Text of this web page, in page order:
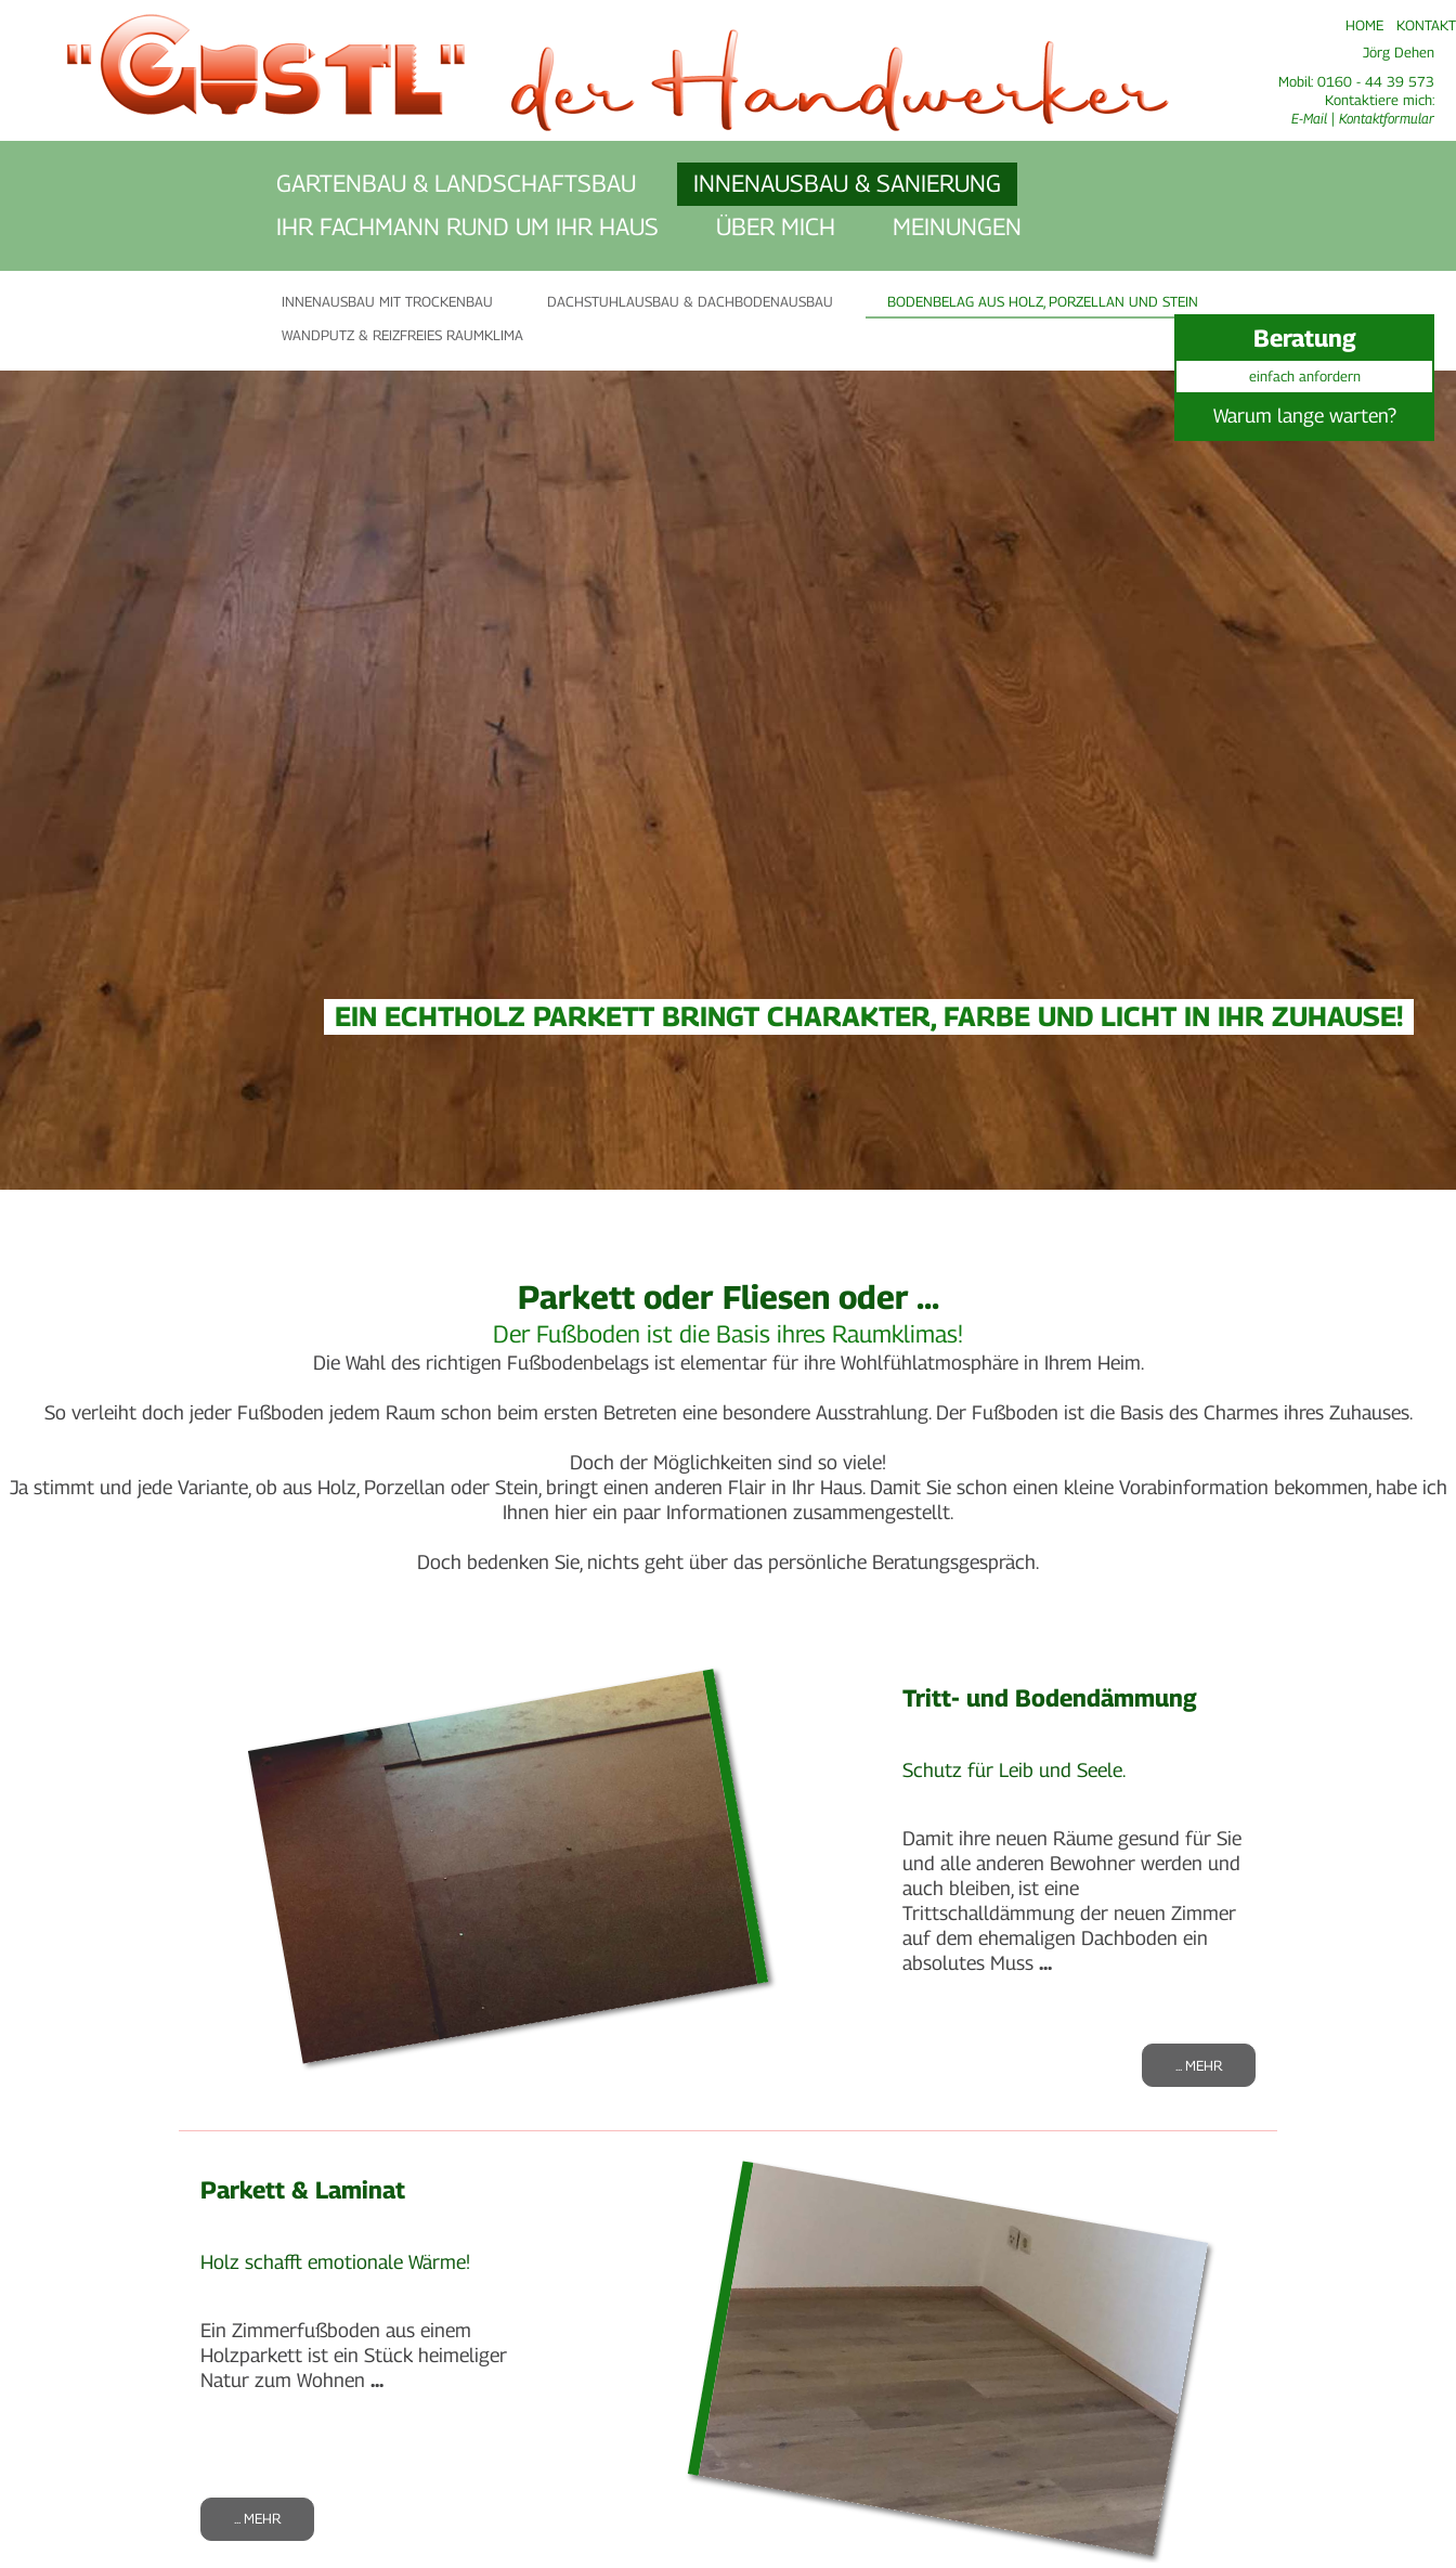
Jörg Dehen
Mobil: 0160 - 44 39 573
Kontaktiere mich:
E-Mail | Kontaktformular
GARTENBAU & LANDSCHAFTSBAU
INNENAUSBAU & SANIERUNG
IHR FACHMANN RUND UM IHR HAUS
ÜBER MICH MEINUNGEN
HOME KONTAKT
INNENAUSBAU MIT TROCKENBAU DACHSTUHLAUSBAU & DACHBODENAUSBAU
BODENBELAG AUS HOLZ, PORZELLAN UND STEIN
WANDPUTZ & REIZFREIES RAUMKLIMA
Beratung
einfach anfordern
Warum lange warten?
EIN ECHTHOLZ PARKETT BRINGT CHARAKTER, FARBE UND LICHT IN IHR ZUHAUSE!
Parkett oder Fliesen oder ...
Der Fußboden ist die Basis ihres Raumklimas!
Die Wahl des richtigen Fußbodenbelags ist elementar für ihre Wohlfühlatmosphäre in Ihrem Heim.
So verleiht doch jeder Fußboden jedem Raum schon beim ersten Betreten eine besondere Ausstrahlung. Der Fußboden ist die Basis des Charmes ihres Zuhauses.
Doch der Möglichkeiten sind so viele!
Ja stimmt und jede Variante, ob aus Holz, Porzellan oder Stein, bringt einen anderen Flair in Ihr Haus. Damit Sie schon einen kleine Vorabinformation bekommen, habe ich
Ihnen hier ein paar Informationen zusammengestellt.
Doch bedenken Sie, nichts geht über das persönliche Beratungsgespräch.
Tritt- und Bodendämmung
Schutz für Leib und Seele.
Damit ihre neuen Räume gesund für Sie
und alle anderen Bewohner werden und
auch bleiben, ist eine
Trittschalldämmung der neuen Zimmer
auf dem ehemaligen Dachboden ein
absolutes Muss...
... MEHR
Parkett & Laminat
Holz schafft emotionale Wärme!
Ein Zimmerfußboden aus einem
Holzparkett ist ein Stück heimeliger
Natur zum Wohnen ...
... MEHR